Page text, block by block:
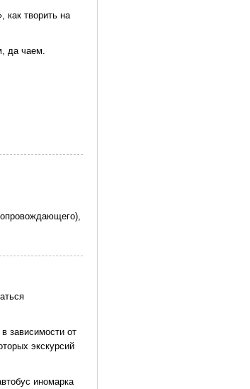
как творить на
да чаем.
зависимости от
экскурсий
иномарка